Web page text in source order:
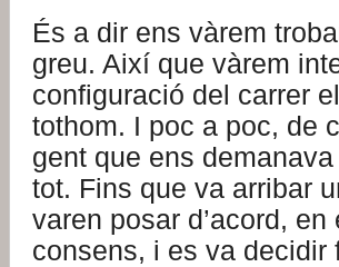
És a dir ens vàrem
greu. Així que vàrem
configuració del carrer
tothom. I poc a poc, de
gent que ens
tot. Fins que va arribar
varen posar d’acord,
consens, i es va decidir